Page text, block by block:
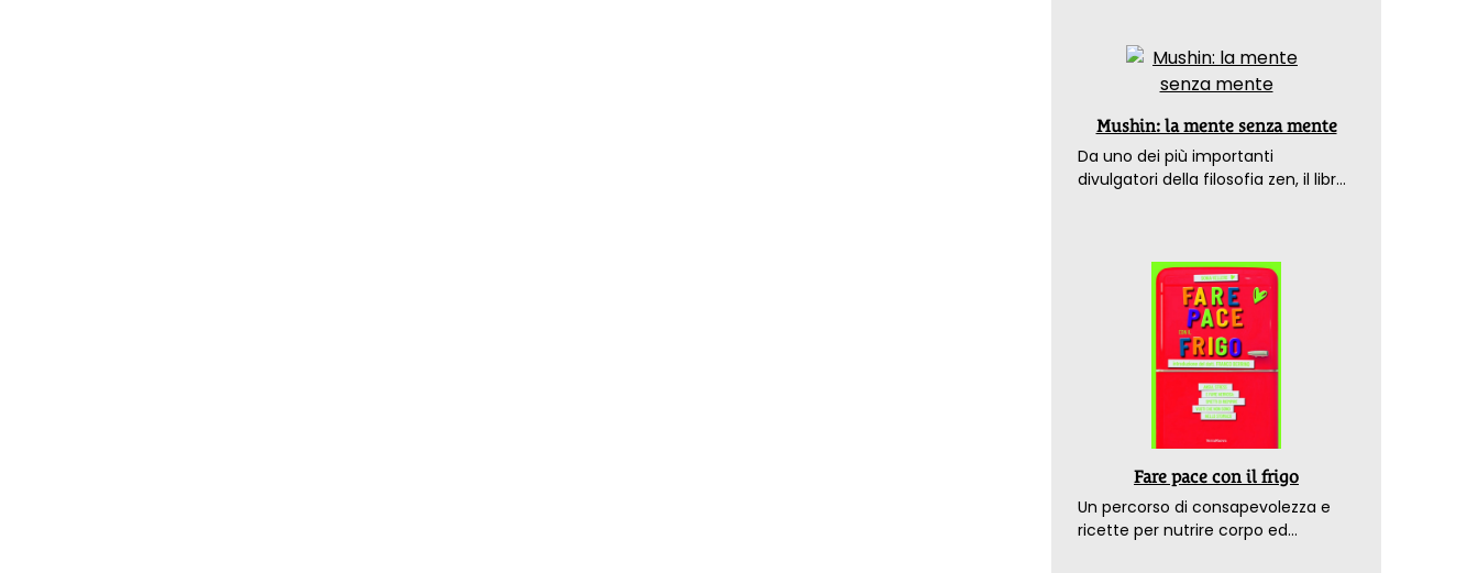
Mushin: la mente senza mente
Da uno dei più importanti
divulgatori della filosofia zen, il libro
Fare pace con il frigo
Un percorso di consapevolezza e
ricette per nutrire corpo ed